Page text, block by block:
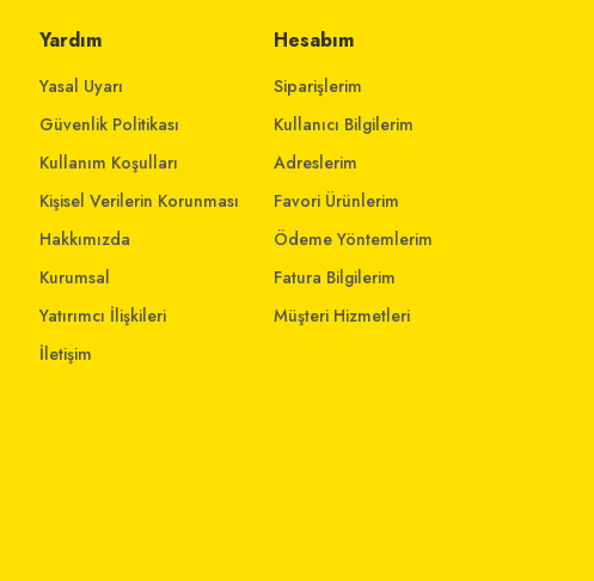
Yardım
Yasal Uyarı
Güvenlik Politikası
Kullanım Koşulları
Kişisel Verilerin Korunması
Hakkımızda
Kurumsal
Yatırımcı İlişkileri
İletişim
Hesabım
Siparişlerim
Kullanıcı Bilgilerim
Adreslerim
Favori Ürünlerim
Ödeme Yöntemlerim
Fatura Bilgilerim
Müşteri Hizmetleri